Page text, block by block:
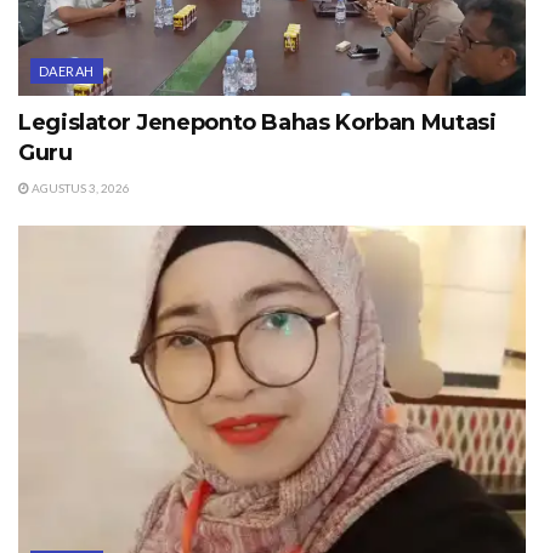
DAERAH
Legislator Jeneponto Bahas Korban Mutasi
Guru
AGUSTUS 3, 2026